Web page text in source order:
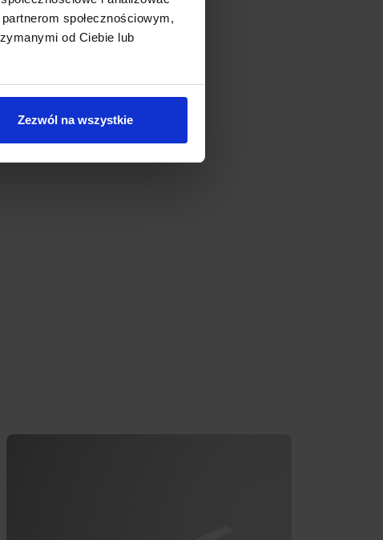
społecznościowym,
od Ciebie lub
Zezwól na wszystkie